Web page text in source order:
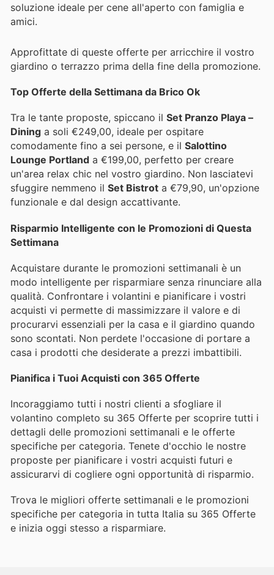
soluzione ideale per cene all'aperto con famiglia e
amici.
Approfittate di queste offerte per arricchire il vostro
giardino o terrazzo prima della fine della promozione.
Top Offerte della Settimana da Brico Ok
Tra le tante proposte, spiccano il Set Pranzo Playa –
Dining a soli €249,00, ideale per ospitare
comodamente fino a sei persone, e il Salottino
Lounge Portland a €199,00, perfetto per creare
un'area relax chic nel vostro giardino. Non lasciatevi
sfuggire nemmeno il Set Bistrot a €79,90, un'opzione
funzionale e dal design accattivante.
Risparmio Intelligente con le Promozioni di Questa
Settimana
Acquistare durante le promozioni settimanali è un
modo intelligente per risparmiare senza rinunciare alla
qualità. Confrontare i volantini e pianificare i vostri
acquisti vi permette di massimizzare il valore e di
procurarvi essenziali per la casa e il giardino quando
sono scontati. Non perdete l'occasione di portare a
casa i prodotti che desiderate a prezzi imbattibili.
Pianifica i Tuoi Acquisti con 365 Offerte
Incoraggiamo tutti i nostri clienti a sfogliare il
volantino completo su 365 Offerte per scoprire tutti i
dettagli delle promozioni settimanali e le offerte
specifiche per categoria. Tenete d'occhio le nostre
proposte per pianificare i vostri acquisti futuri e
assicurarvi di cogliere ogni opportunità di risparmio.
Trova le migliori offerte settimanali e le promozioni
specifiche per categoria in tutta Italia su 365 Offerte
e inizia oggi stesso a risparmiare.